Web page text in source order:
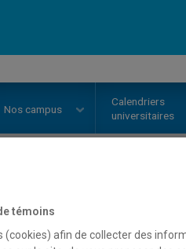
Nos campus
Calendriers
universitaires
POL1900
témoins
(cookies) afin de collecter des